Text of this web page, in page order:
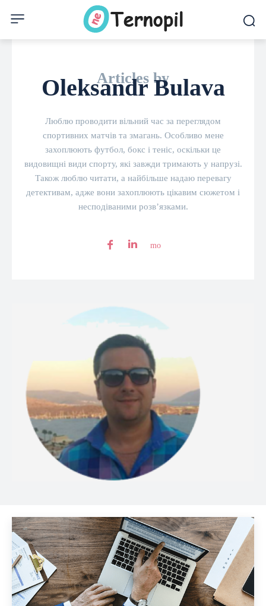
Articles by
Oleksandr Bulava
Люблю проводити вільний час за переглядом
спортивних матчів та змагань. Особливо мене
захоплюють футбол, бокс і теніс, оскільки це
видовищні види спорту, які завжди тримають у напрузі.
Також люблю читати, а найбільше надаю перевагу
детективам, адже вони захоплюють цікавим сюжетом і
несподіваними розв’язками.